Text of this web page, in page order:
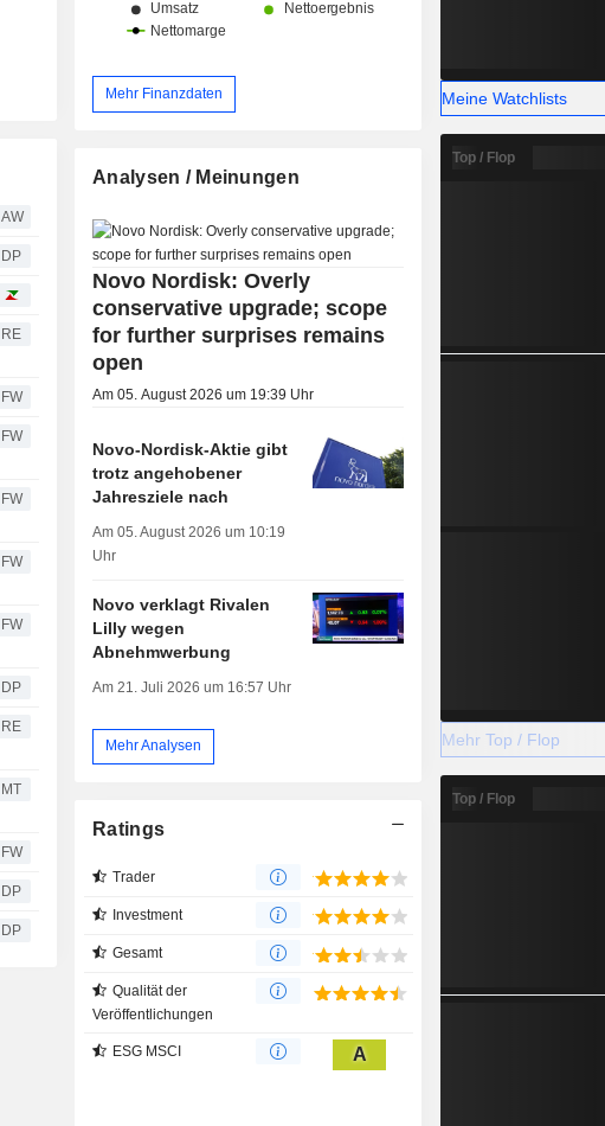
AW
DP
RE
FW
FW
FW
FW
FW
DP
RE
MT
FW
DP
DP
Mehr Finanzdaten
Analysen / Meinungen
Novo Nordisk: Overly
conservative upgrade; scope
for further surprises remains
open
Am 05. August 2026 um 19:39 Uhr
Novo-Nordisk-Aktie gibt
trotz angehobener
Jahresziele nach
Am 05. August 2026 um 10:19
Uhr
Novo verklagt Rivalen
Lilly wegen
Abnehmwerbung
Am 21. Juli 2026 um 16:57 Uhr
Mehr Analysen
Ratings
Trader
Investment
Gesamt
Qualität der
Veröffentlichungen
ESG MSCI A
Meine Watchlists
Top / Flop
Mehr Top / Flop
Top / Flop